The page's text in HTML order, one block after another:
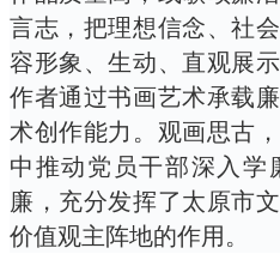
言志，把理想信念、社
容形象、生动、直观展
作者通过书画艺术承载
术创作能力。观画思古
中推动党员干部深入学
廉，充分发挥了太原市
价值观主阵地的作用。